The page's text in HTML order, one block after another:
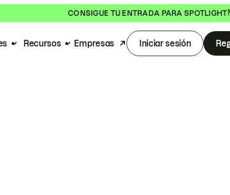
CONSIGUE TU ENTRADA PARA SPOTLIGHT
Recursos Empresas Iniciar sesión